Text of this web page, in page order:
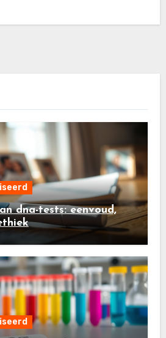
dna-tests: eenvoud,